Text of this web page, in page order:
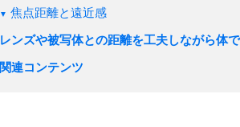
焦点距離と遠近感
レンズや被写体との距離を工夫しながら体
関連コンテンツ